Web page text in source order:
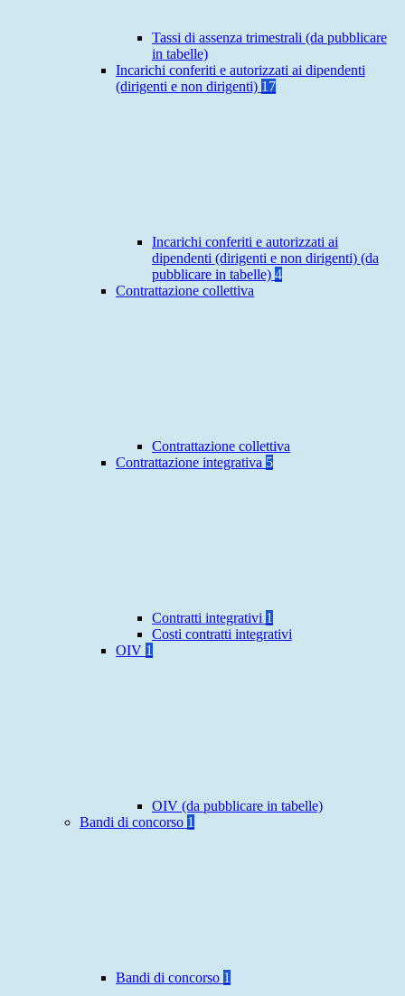
Tassi di assenza trimestrali (da pubblicare
in tabelle)
Incarichi conferiti e autorizzati ai dipendenti
(dirigenti e non dirigenti) 17
Incarichi conferiti e autorizzati ai
dipendenti (dirigenti e non dirigenti) (da
pubblicare in tabelle) 4
Contrattazione collettiva
Contrattazione collettiva
Contrattazione integrativa 5
Contratti integrativi 1
Costi contratti integrativi
OIV 1
OIV (da pubblicare in tabelle)
Bandi di concorso 1
Bandi di concorso 1